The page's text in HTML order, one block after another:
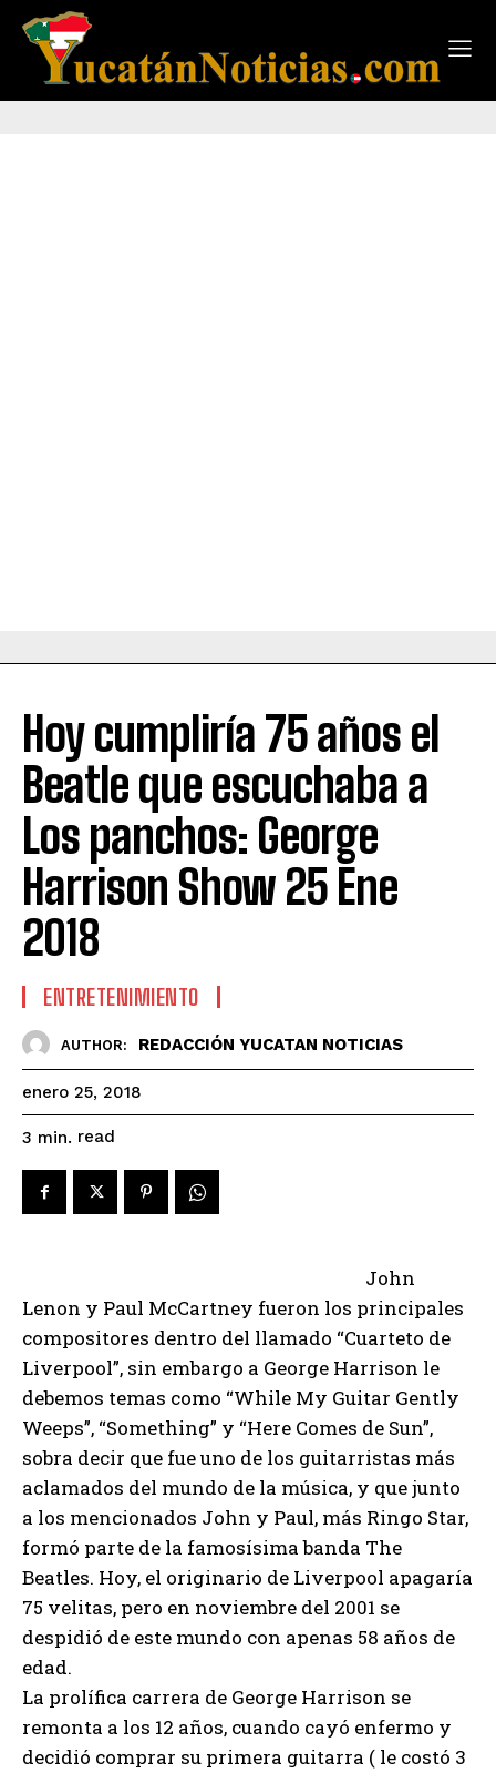
Hoy cumpliría 75 años el
Beatle que escuchaba a
Los panchos: George
Harrison Show 25 Ene
2018
ENTRETENIMIENTO
AUTHOR: REDACCIÓN YUCATAN NOTICIAS
enero 25, 2018
3 min. read
John
Lenon y Paul McCartney fueron los principales
compositores dentro del llamado “Cuarteto de
Liverpool”, sin embargo a George Harrison le
debemos temas como “While My Guitar Gently
Weeps”, “Something” y “Here Comes de Sun”,
sobra decir que fue uno de los guitarristas más
aclamados del mundo de la música, y que junto
a los mencionados John y Paul, más Ringo Star,
formó parte de la famosísima banda The
Beatles. Hoy, el originario de Liverpool apagaría
75 velitas, pero en noviembre del 2001 se
despidió de este mundo con apenas 58 años de
edad.
La prolífica carrera de George Harrison se
remonta a los 12 años, cuando cayó enfermo y
decidió comprar su primera guitarra ( le costó 3